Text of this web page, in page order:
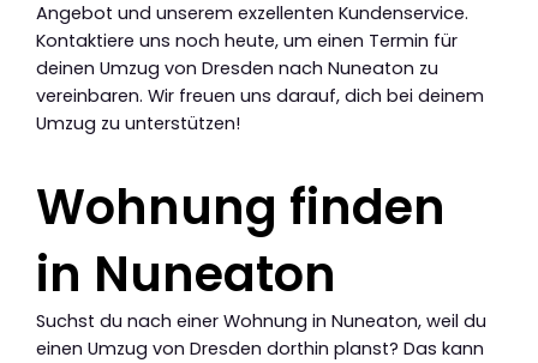
Angebot und unserem exzellenten Kundenservice.
Kontaktiere uns noch heute, um einen Termin für
deinen Umzug von Dresden nach Nuneaton zu
vereinbaren. Wir freuen uns darauf, dich bei deinem
Umzug zu unterstützen!
Wohnung finden
in Nuneaton
Suchst du nach einer Wohnung in Nuneaton, weil du
einen Umzug von Dresden dorthin planst? Das kann